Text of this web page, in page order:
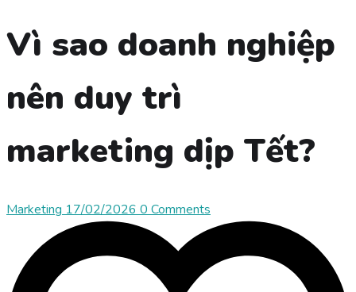
Vì sao doanh nghiệp
nên duy trì
marketing dịp Tết?
Marketing 17/02/2026 0 Comments